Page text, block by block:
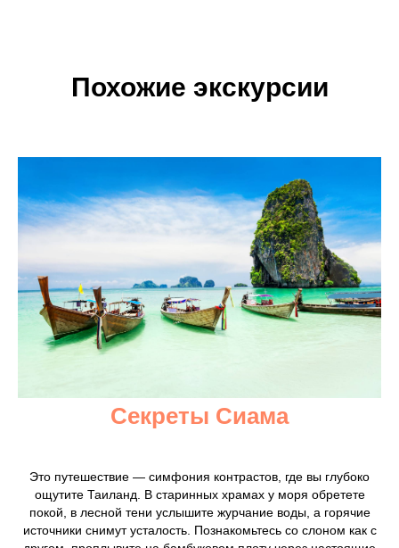
Похожие экскурсии
Секреты Сиама
Это путешествие — симфония контрастов, где вы глубоко
ощутите Таиланд. В старинных храмах у моря обретете
покой, в лесной тени услышите журчание воды, а горячие
источники снимут усталость. Познакомьтесь со слоном как с